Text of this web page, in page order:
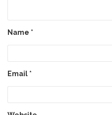
Name *
Email *